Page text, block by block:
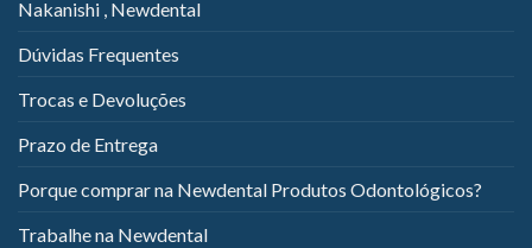
Nakanishi , Newdental
Dúvidas Frequentes
Trocas e Devoluções
Prazo de Entrega
Porque comprar na Newdental Produtos Odontológicos?
Trabalhe na Newdental